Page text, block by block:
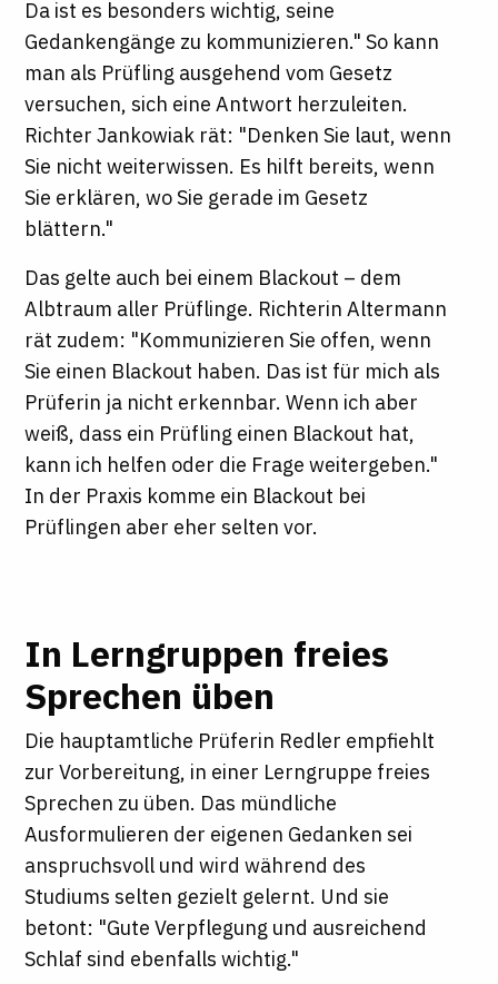
Da ist es besonders wichtig, seine
Gedankengänge zu kommunizieren." So kann
man als Prüfling ausgehend vom Gesetz
versuchen, sich eine Antwort herzuleiten.
Richter Jankowiak rät: "Denken Sie laut, wenn
Sie nicht weiterwissen. Es hilft bereits, wenn
Sie erklären, wo Sie gerade im Gesetz
blättern."
Das gelte auch bei einem Blackout – dem
Albtraum aller Prüflinge. Richterin Altermann
rät zudem: "Kommunizieren Sie offen, wenn
Sie einen Blackout haben. Das ist für mich als
Prüferin ja nicht erkennbar. Wenn ich aber
weiß, dass ein Prüfling einen Blackout hat,
kann ich helfen oder die Frage weitergeben."
In der Praxis komme ein Blackout bei
Prüflingen aber eher selten vor.
In Lerngruppen freies
Sprechen üben
Die hauptamtliche Prüferin Redler empfiehlt
zur Vorbereitung, in einer Lerngruppe freies
Sprechen zu üben. Das mündliche
Ausformulieren der eigenen Gedanken sei
anspruchsvoll und wird während des
Studiums selten gezielt gelernt. Und sie
betont: "Gute Verpflegung und ausreichend
Schlaf sind ebenfalls wichtig."